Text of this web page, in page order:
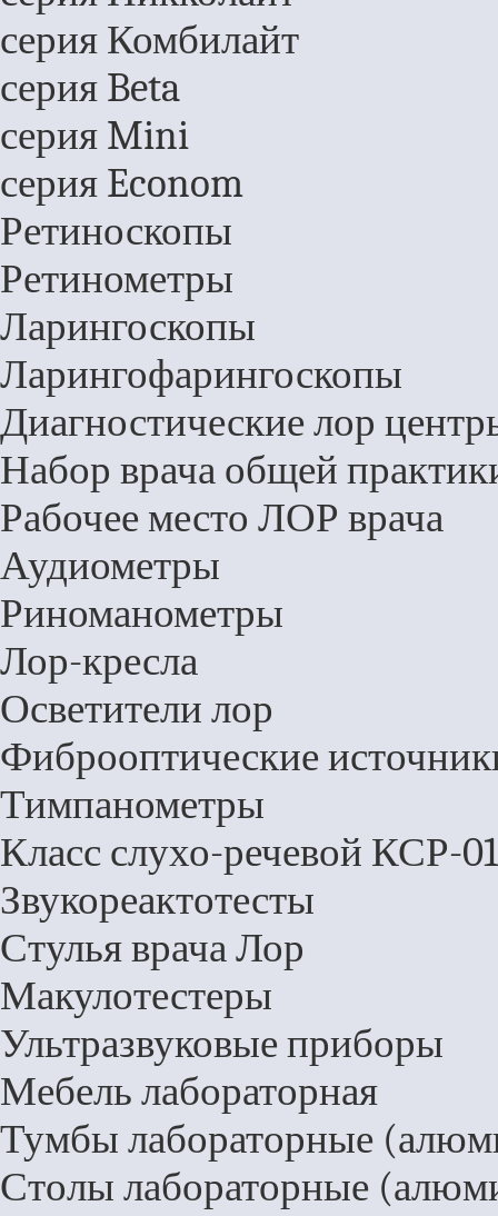
серия Комбилайт
серия Beta
серия Mini
серия Econom
Ретиноскопы
Ретинометры
Ларингоскопы
Ларингофарингоскопы
Диагностические лор
Набор врача общей
Рабочее место ЛОР врача
Аудиометры
Риноманометры
Лор-кресла
Осветители лор
Фиброоптические
Тимпанометры
Класс слухо-речевой КСР-01
Звукореактотесты
Стулья врача Лор
Макулотестеры
Ультразвуковые приборы
Мебель лабораторная
Тумбы лабораторные
Столы лабораторные